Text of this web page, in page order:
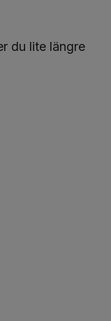
du lite längre